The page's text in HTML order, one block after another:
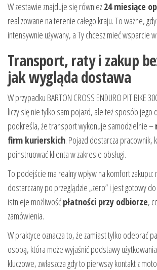
W zestawie znajduje się również24 miesiące
realizowane na terenie całego kraju. To ważne,
intensywnie używany, a Ty chcesz mieć wsparcie
Transport, raty i zakup
jak wygląda dostawa
W przypadku BARTON CROSS ENDURO PIT BIKE
liczy się nie tylko sam pojazd, ale też sposób jego
podkreśla, że transport wykonuje samodzielnie –
firm kurierskich. Pojazd dostarcza pracownik,
poinstruować klienta w zakresie obsługi.
To podejście ma realny wpływ na komfort
dostarczany po przeglądzie „zero” i jest gotowy
istnieje możliwośćpłatności przy odbiorze,
zamówienia.
W praktyce oznacza to, że zamiast tylko odebrać
osobą, która może wyjaśnić podstawy
kluczowe, zwłaszcza gdy to pierwszy kontakt z